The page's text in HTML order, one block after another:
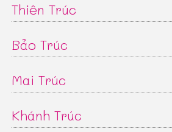
Thiên Trúc
Bảo Trúc
Mai Trúc
Khánh Trúc